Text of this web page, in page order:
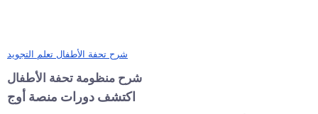
شرح تحفة الأطفال تعلم التجويد
شرح منظومة تحفة الأطفال
اكتشف دورات منصة أوج